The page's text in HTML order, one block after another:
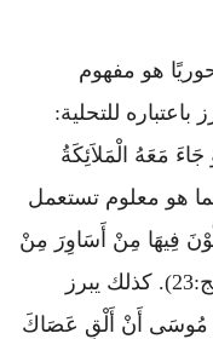
هو مفهوم
باعتباره للتحلية:
مَعَهُ الْمَلاَئِكَةُ
كما هو معلوم تستعمل
فِيهَا مِنْ أَسَاوِرَ مِنْ
ذَهَبٍ وَلُؤْلُؤًا وَلِبَاسُهُمْ فِيهَا حَرِيرٌ﴾(الحج:23). كذلك يبرز
مُوسَى أَنْ أَلْقِ عَصَاكَ